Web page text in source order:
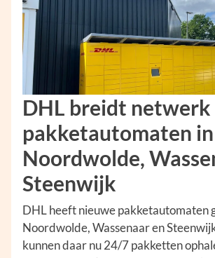
DHL breidt
pakketautomaten in
Noordwolde,
Steenwijk
DHL heeft nieuwe pakketautomaten
Noordwolde, Wassenaar en
kunnen daar nu 24/7 pakketten